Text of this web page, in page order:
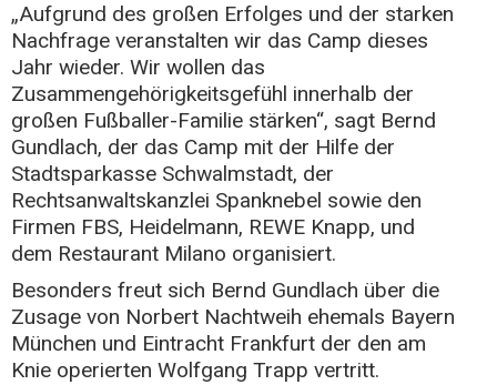
„Aufgrund des großen Erfolges und der starken
Nachfrage veranstalten wir das Camp dieses
Jahr wieder. Wir wollen das
Zusammengehörigkeitsgefühl innerhalb der
großen Fußballer-Familie stärken“, sagt Bernd
Gundlach, der das Camp mit der Hilfe der
Stadtsparkasse Schwalmstadt, der
Rechtsanwaltskanzlei Spanknebel sowie den
Firmen FBS, Heidelmann, REWE Knapp, und
dem Restaurant Milano organisiert.
Besonders freut sich Bernd Gundlach über die
Zusage von Norbert Nachtweih ehemals Bayern
München und Eintracht Frankfurt der den am
Knie operierten Wolfgang Trapp vertritt.